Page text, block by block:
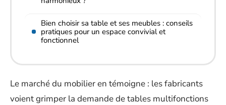
Bien choisir sa table et ses meubles : conseils
pratiques pour un espace convivial et
fonctionnel
Le marché du mobilier en témoigne : les fabricants
voient grimper la demande de tables multifonctions